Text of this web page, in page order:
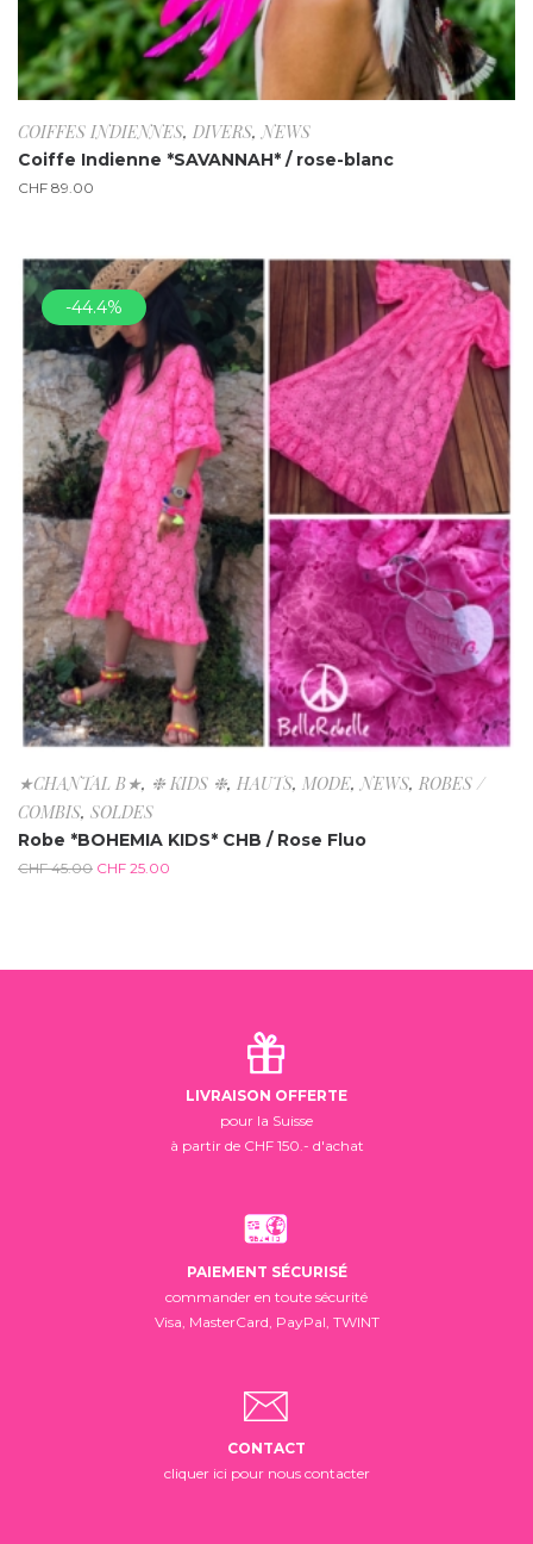
COIFFES INDIENNES, DIVERS,NEWS
Coiffe Indienne *SAVANNAH* / rose-blanc
CHF 89.00
-44.4%
★CHANTAL B★, ❉ KIDS ❉, HAUTS, MODE,NEWS, ROBES /
COMBIS, SOLDES
Robe *BOHEMIA KIDS* CHB / Rose Fluo
CHF45.00 CHF 25.00
LIVRAISON OFFERTE
pour la Suisse
à partir de CHF 150.- d'achat
PAIEMENT SÉCURISÉ
commander en toute sécurité
Visa, MasterCard, PayPal, TWINT
CONTACT
cliquer ici pour nous contacter